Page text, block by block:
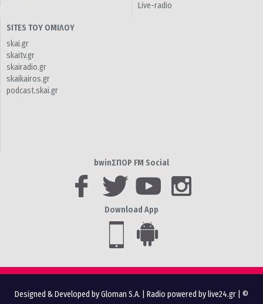
Live-radio
SITES ΤΟΥ ΟΜΙΛΟΥ
skai.gr
skaitv.gr
skairadio.gr
skaikairos.gr
podcast.skai.gr
bwinΣΠΟΡ FM Social
Download App
Designed & Developed by Gloman S.A. Radio powered by live24.gr | ©